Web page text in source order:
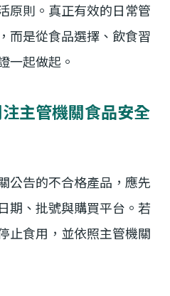
原則。真正有效的日常管
而是從食品選擇、飲食習
一起做起。
主管機關食品安全
公告的不合格產品，應先
期、批號與購買平台。若
止食用，並依照主管機關